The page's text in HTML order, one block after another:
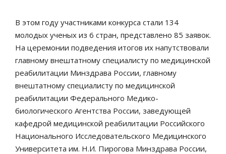
В этом году участниками конкурса стали 134
молодых ученых из 6 стран, представлено 85 заявок.
На церемонии подведения итогов их напутствовали
главному внештатному специалисту по медицинской
реабилитации Минздрава России, главному
внештатному специалисту по медицинской
реабилитации Федерального Медико-
биологического Агентства России, заведующей
кафедрой медицинской реабилитации Российского
Национального Исследовательского Медицинского
Университета им. Н.И. Пирогова Минздрава России,